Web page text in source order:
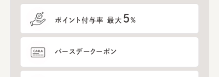
ポイント付与率 最大 5%
バースデークーポン